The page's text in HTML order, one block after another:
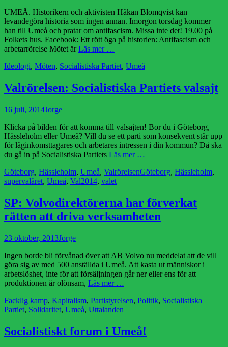
UMEÅ. Historikern och aktivisten Håkan Blomqvist kan
levandegöra historia som ingen annan. Imorgon torsdag kommer
han till Umeå och pratar om antifascism. Missa inte det! 19.00 på
Folkets hus. Facebook: Ett rött öga på historien: Antifascism och
arbetarrörelse Mötet ärLäs mer …
Kategorier
Ideologi, Möten, Socialistiska Partiet, Umeå
Valrörelsen: Socialistiska Partiets valsajt
Publicerad
16 juli, 2014Författare
Jorge
Klicka på bilden för att komma till valsajten! Bor du i Göteborg,
Hässleholm eller Umeå? Vill du se ett parti som konsekvent står upp
för låginkomsttagares och arbetares intressen i din kommun? Då ska
du gå in på Socialistiska Partiets Läs mer …
Kategorier
Göteborg, Hässleholm, Umeå, ValrörelsenEtiketter
Göteborg, Hässleholm,
supervalåret, Umeå, Val2014, valet
SP: Volvodirektörerna har förverkat
rätten att driva verksamheten
Publicerad
23 oktober, 2013Författare
Jorge
Ingen borde bli förvånad över att AB Volvo nu meddelat att de vill
göra sig av med 500 anställda i Umeå. Att kasta ut människor i
arbetslöshet, inte för att försäljningen går ner eller ens för att
produktionen är olönsam, Läs mer …
Kategorier
Facklig kamp, Kapitalism, Partistyrelsen, Politik, Socialistiska
Partiet, Solidaritet, Umeå, Uttalanden
Socialistiskt forum i Umeå!